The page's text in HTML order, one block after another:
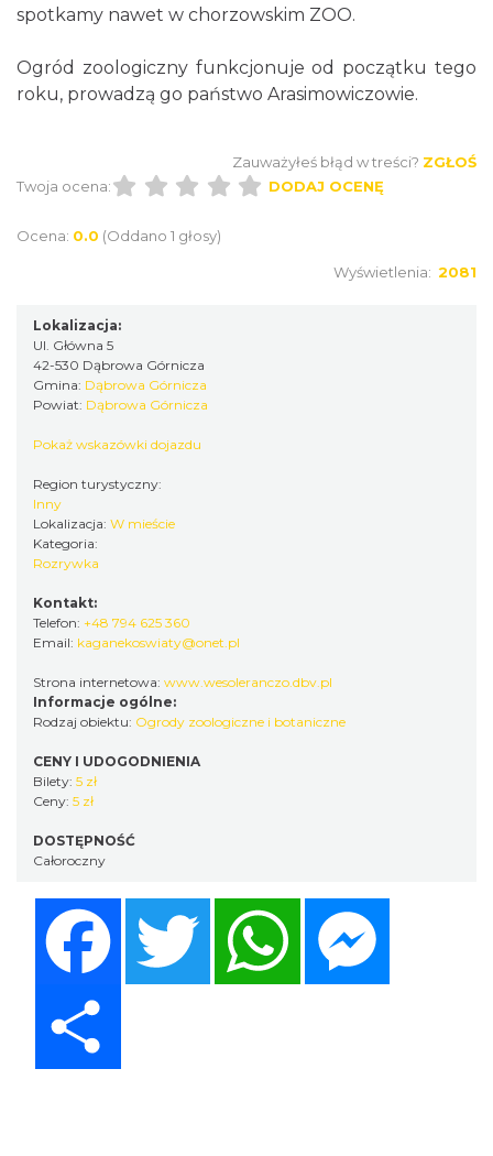
spotkamy nawet w chorzowskim ZOO.
Ogród zoologiczny funkcjonuje od początku tego
roku, prowadzą go państwo Arasimowiczowie.
Zauważyłeś błąd w treści? ZGŁOŚ
Twoja ocena:
DODAJ OCENĘ
Ocena: 0.0 (Oddano 1 głosy)
Wyświetlenia: 2081
Lokalizacja:
Ul. Główna 5
42-530 Dąbrowa Górnicza
Gmina: Dąbrowa Górnicza
Powiat: Dąbrowa Górnicza
Pokaż wskazówki dojazdu
Region turystyczny:
Inny
Lokalizacja: W mieście
Kategoria:
Rozrywka
Kontakt:
Telefon: +48 794 625 360
Email: kaganekoswiaty@onet.pl
Strona internetowa: www.wesoleranczo.dbv.pl
Informacje ogólne:
Rodzaj obiektu: Ogrody zoologiczne i botaniczne
CENY I UDOGODNIENIA
Bilety: 5 zł
Ceny: 5 zł
DOSTĘPNOŚĆ
Całoroczny
Twitter WhatsApp